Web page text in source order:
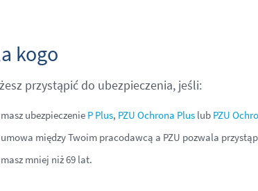
kogo
przystąpić do ubezpieczenia, jeśli:
masz ubezpieczenie P Plus, PZU Ochrona Plus lub PZU
umowa między Twoim pracodawcą a PZU pozwala
masz mniej niż 69 lat.